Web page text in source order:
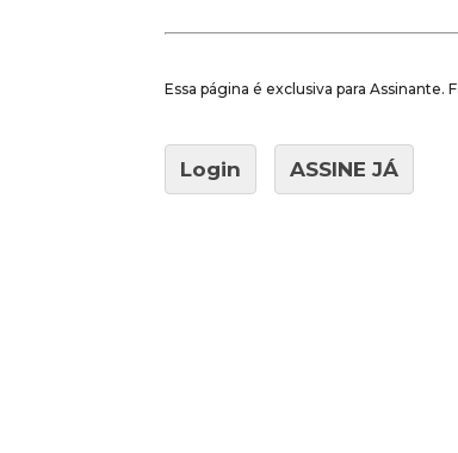
Essa página é exclusiva para Assinante.
Login ASSINE JÁ